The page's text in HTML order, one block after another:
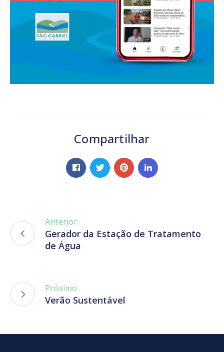
Compartilhar
Anterior
Gerador da Estação de Tratamento
de Água
Próximo
Verão Sustentável